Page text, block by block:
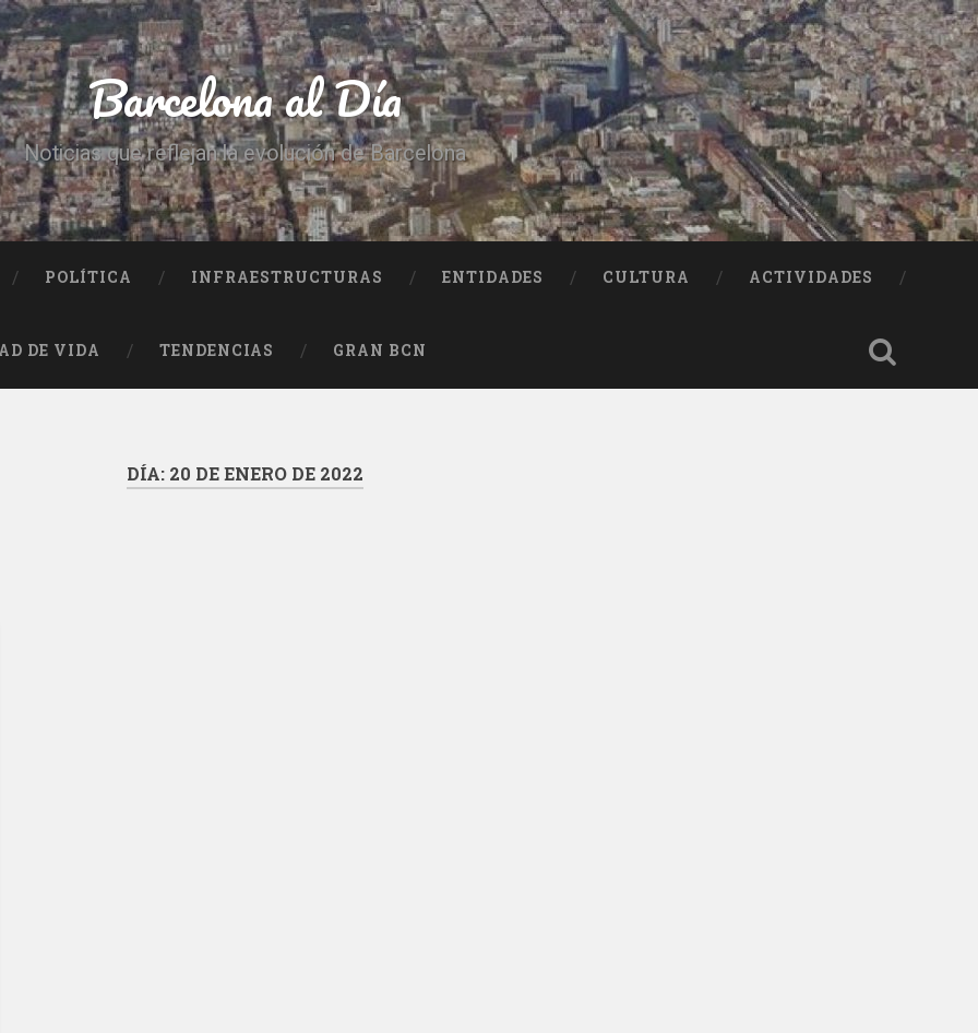
Barcelona al Día
Noticias que reflejan la evolución de Barcelona
POLÍTICA INFRAESTRUCTURAS ENTIDADES CULTURA ACTIVIDADES
DE VIDA TENDENCIAS GRAN BCN
DÍA: 20 DE ENERO DE 2022